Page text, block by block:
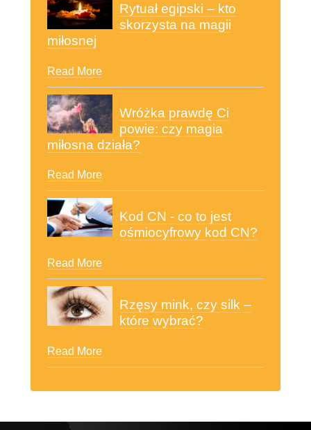
Rytuał egipski – kto
skorzysta na magii
miłosnej
Read More
Wróżka prawdę Ci
powie: czy magia
miłosna działa?
Read More
Kod CN - co to jest
ośmiocyfrowy kod CN?
Read More
Rzęsy mink, czy silk –
które wybrać?
Read More